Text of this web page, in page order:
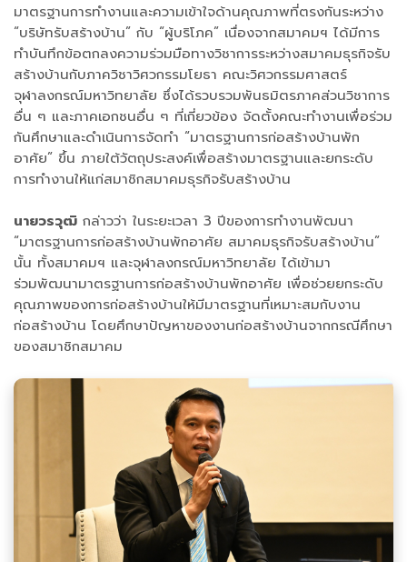
มาตรฐานการทำงานและความเข้าใจด้านคุณภาพที่ตรงกันระหว่าง
“บริษัทรับสร้างบ้าน” กับ “ผู้บริโภค” เนื่องจากสมาคมฯ ได้มีการ
ทำบันทึกข้อตกลงความร่วมมือทางวิชาการระหว่างสมาคมธุรกิจรับ
สร้างบ้านกับภาควิชาวิศวกรรมโยธา คณะวิศวกรรมศาสตร์
จุฬาลงกรณ์มหาวิทยาลัย ซึ่งได้รวบรวมพันธมิตรภาคส่วนวิชาการ
อื่น ๆ และภาคเอกชนอื่น ๆ ที่เกี่ยวข้อง จัดตั้งคณะทำงานเพื่อร่วม
กันศึกษาและดำเนินการจัดทำ “มาตรฐานการก่อสร้างบ้านพัก
อาศัย” ขึ้น ภายใต้วัตถุประสงค์เพื่อสร้างมาตรฐานและยกระดับ
การทำงานให้แก่สมาชิกสมาคมธุรกิจรับสร้างบ้าน
นายวรวุฒิ กล่าวว่า ในระยะเวลา 3 ปีของการทำงานพัฒนา
“มาตรฐานการก่อสร้างบ้านพักอาศัย สมาคมธุรกิจรับสร้างบ้าน”
นั้น ทั้งสมาคมฯ และจุฬาลงกรณ์มหาวิทยาลัย ได้เข้ามา
ร่วมพัฒนามาตรฐานการก่อสร้างบ้านพักอาศัย เพื่อช่วยยกระดับ
คุณภาพของการก่อสร้างบ้านให้มีมาตรฐานที่เหมาะสมกับงาน
ก่อสร้างบ้าน โดยศึกษาปัญหาของงานก่อสร้างบ้านจากกรณีศึกษา
ของสมาชิกสมาคม